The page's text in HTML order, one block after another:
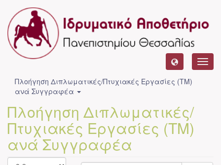
Πλοήγηση Διπλωματικές/Πτυχιακές Εργασίες (ΤΜ)
ανά Συγγραφέα
Πλοήγηση Διπλωματικές/
Πτυχιακές Εργασίες (ΤΜ)
ανά Συγγραφέα